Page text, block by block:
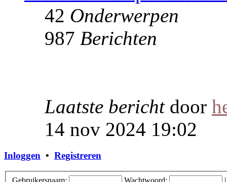
42 Onderwerpen
987 Berichten
Laatste berichtdoor
14 nov 2024 19:02
Inloggen • Registreren
Gebruikersnaam: Wachtwoord: